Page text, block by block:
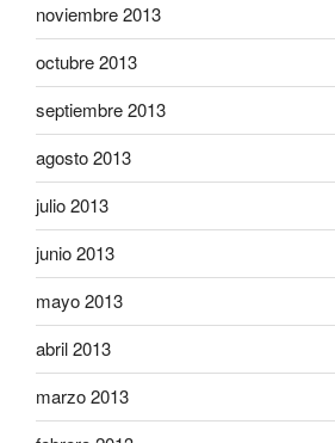
noviembre 2013
octubre 2013
septiembre 2013
agosto 2013
julio 2013
junio 2013
mayo 2013
abril 2013
marzo 2013